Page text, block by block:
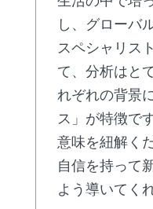
し、グローバ
スペシャリス
て、分析はと
れぞれの背景
ス」が特徴で
意味を紐解く
自信を持って
よう導いてく